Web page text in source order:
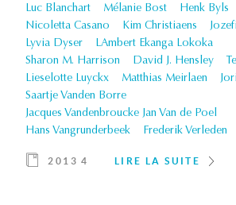
Luc Blanchart Mélanie Bost
Henk Byls
Nicoletta Casano
Kim Christiaens
Lyvia Dyser
LAmbert Ekanga Lokoka
Sharon M. Harrison
David J. Hensley
Lieselotte Luyckx
Matthias Meirlaen
Saartje Vanden Borre
Jacques Vandenbroucke Jan Van de Poel
Hans Vangrunderbeek
Frederik Verleden
2013 4 LIRE LA SUITE